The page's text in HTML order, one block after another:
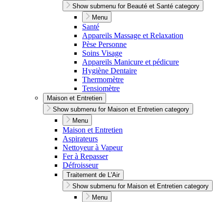
Show submenu for Beauté et Santé category
Menu
Santé
Appareils Massage et Relaxation
Pèse Personne
Soins Visage
Appareils Manicure et pédicure
Hygiène Dentaire
Thermomètre
Tensiomètre
Maison et Entretien
Show submenu for Maison et Entretien category
Menu
Maison et Entretien
Aspirateurs
Nettoyeur à Vapeur
Fer à Repasser
Défroisseur
Traitement de L'Air
Show submenu for Maison et Entretien category
Menu